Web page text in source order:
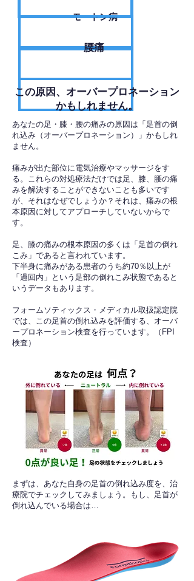
モートン病
腰痛
​この原因、オーバープロネーション
かもしれません。
あなたの足・膝・腰の痛みの原因は「足首の倒
れ込み（オーバープロネーション）」かもしれ
ません。
痛みが出た部位に電気治療やマッサージをす
る。これらの対処療法だけでは足、膝、腰の痛
みを解決することができないことも多いです
が、それはなぜでしょうか？それは、痛みの根
本原因に対してアプローチしていないからで
す。
足、膝の痛みの根本原因の多くは「足首の倒れ
こみ」であると言われています。
下半身に痛みがある患者のうち約70％以上が
「過回内」という足部の倒れこみ状態であると
いうデータもあります。
フォームソティックス・メディカル取扱認定院
では、この足首の倒れ込みを評価する、オーバ
ープロネーション検査を行っています。（FPI
検査）​
​まずは、あなた自身の足首の倒れ込み度を、治
療院でチェックしてみましょう。もし、足首が
倒れ込んでいる場合は…